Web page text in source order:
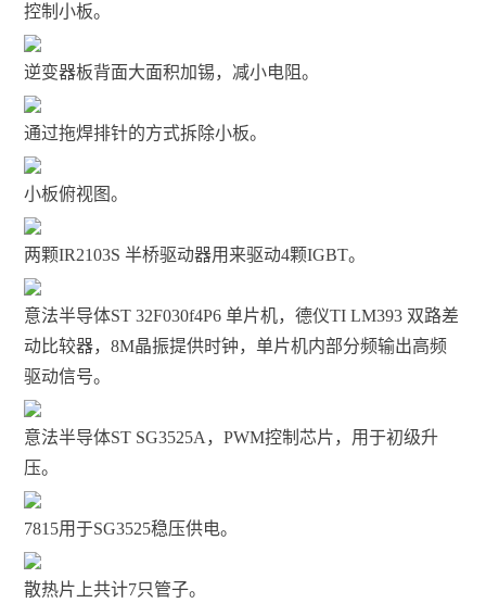
控制小板。
逆变器板背面大面积加锡，减小电阻。
通过拖焊排针的方式拆除小板。
小板俯视图。
两颗IR2103S 半桥驱动器用来驱动4颗IGBT。
意法半导体ST 32F030f4P6 单片机，德仪TI LM393 双路差
动比较器，8M晶振提供时钟，单片机内部分频输出高频
驱动信号。
意法半导体ST SG3525A，PWM控制芯片，用于初级升
压。
7815用于SG3525稳压供电。
散热片上共计7只管子。